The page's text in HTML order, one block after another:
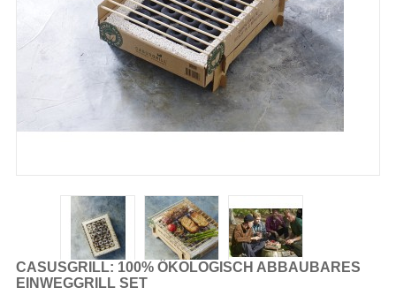
CASUSGRILL: 100% ÖKOLOGISCH ABBAUBARES
EINWEGGRILL SET